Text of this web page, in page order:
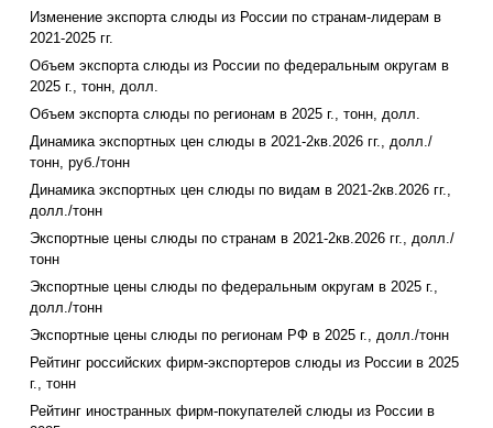
Изменение экспорта слюды из России по странам-лидерам в
2021-2025 гг.
Объем экспорта слюды из России по федеральным округам в
2025 г., тонн, долл.
Объем экспорта слюды по регионам в 2025 г., тонн, долл.
Динамика экспортных цен слюды в 2021-2кв.2026 гг., долл./
тонн, руб./тонн
Динамика экспортных цен слюды по видам в 2021-2кв.2026 гг.,
долл./тонн
Экспортные цены слюды по странам в 2021-2кв.2026 гг., долл./
тонн
Экспортные цены слюды по федеральным округам в 2025 г.,
долл./тонн
Экспортные цены слюды по регионам РФ в 2025 г., долл./тонн
Рейтинг российских фирм-экспортеров слюды из России в 2025
г., тонн
Рейтинг иностранных фирм-покупателей слюды из России в